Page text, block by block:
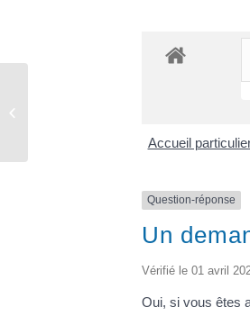
Accueil
Question-réponse
Un
Vérifié le 01 avril
Oui, si vous êtes